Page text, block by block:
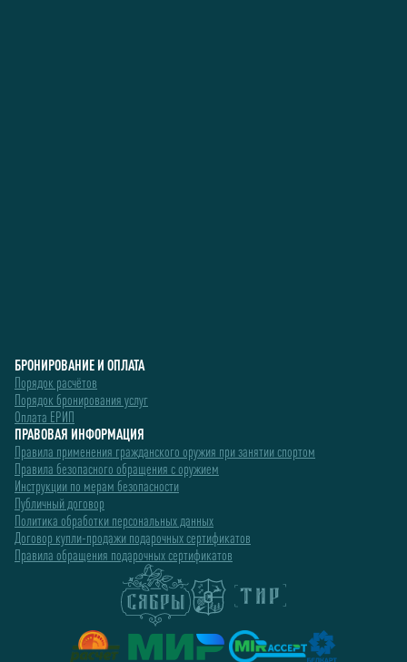
БРОНИРОВАНИЕ И ОПЛАТА
Порядок расчётов
Порядок бронирования услуг
Оплата ЕРИП
ПРАВОВАЯ ИНФОРМАЦИЯ
Правила применения гражданского оружия при занятии спортом
Правила безопасного обращения с оружием
Инструкции по мерам безопасности
Публичный договор
Политика обработки персональных данных
Договор купли-продажи подарочных сертификатов
Правила обращения подарочных сертификатов